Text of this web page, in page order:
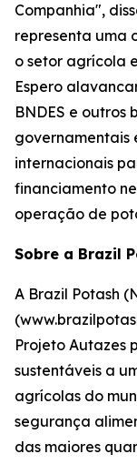
Companhia",
representa uma
o setor agrícola
Espero
BNDES e
governamentais
internacionais
financiamento
operação de
Sobre a Brazil
A Brazil Potash
Projeto Autazes
sustentáveis a
agrícolas do
segurança
das maiores